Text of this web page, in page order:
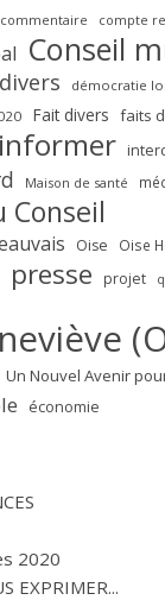
commentaire compte
Conseil
divers démocratie
Fait divers faits
informer
Maison de santé
Conseil
Oise Oise
presse projet
Un Nouvel Avenir
économie
2020
EXPRIMER...